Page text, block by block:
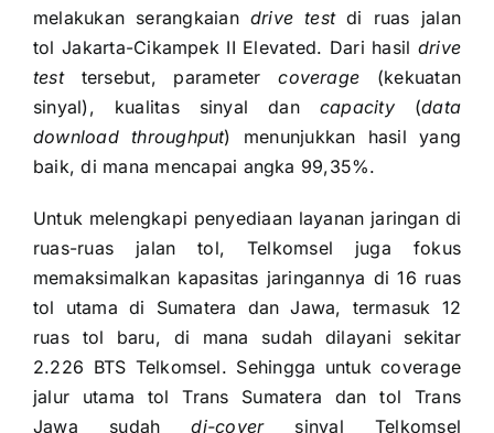
melakukan serangkaian drive testdi ruas jalan
tol Jakarta-Cikampek II Elevated. Dari hasil drive
test tersebut, parametercoverage (kekuatan
sinyal), kualitas sinyal dan capacity(data
download throughput) menunjukkan hasil yang
baik, di mana mencapai angka 99,35%.
Untuk melengkapi penyediaan layanan jaringan di
ruas-ruas jalan tol, Telkomsel juga fokus
memaksimalkan kapasitas jaringannya di 16 ruas
tol utama di Sumatera dan Jawa, termasuk 12
ruas tol baru, di mana sudah dilayani sekitar
2.226 BTS Telkomsel. Sehingga untuk coverage
jalur utama tol Trans Sumatera dan tol Trans
Jawa sudahdi-coversinyal Telkomsel